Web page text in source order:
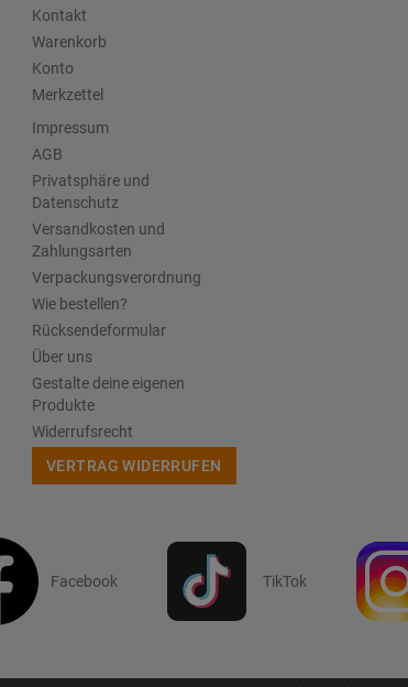
Kontakt
Warenkorb
Konto
Merkzettel
Impressum
AGB
Privatsphäre und
Datenschutz
Versandkosten und
Zahlungsarten
Verpackungsverordnung
Wie bestellen?
Rücksendeformular
Über uns
Gestalte deine eigenen
Produkte
Widerrufsrecht
VERTRAG WIDERRUFEN
Facebook TikTok